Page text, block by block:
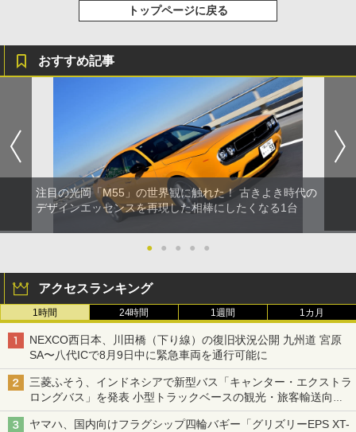
トップページに戻る
おすすめ記事
注目の光岡「M55」の世界観に触れた！ 古きよき時代の
デザインエッセンスを再現した相棒にしたくなる1台
● ● ● ● ●
アクセスランキング
1時間 24時間 1週間 1カ月
NEXCO西日本、川田橋（下り線）の復旧状況公開 九州道 宮原
SA〜八代ICで8月9日中に緊急車両を通行可能に
三菱ふそう、インドネシアで新型バス「キャンター・エクストラ
ロングバス」を発表 小型トラックベースの観光・旅客輸送向け
バス
ヤマハ、国内向けフラグシップ四輪バギー「グリズリーEPS XT-